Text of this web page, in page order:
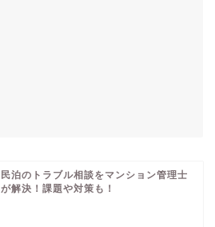
民泊のトラブル相談をマンション管理士
が解決！課題や対策も！